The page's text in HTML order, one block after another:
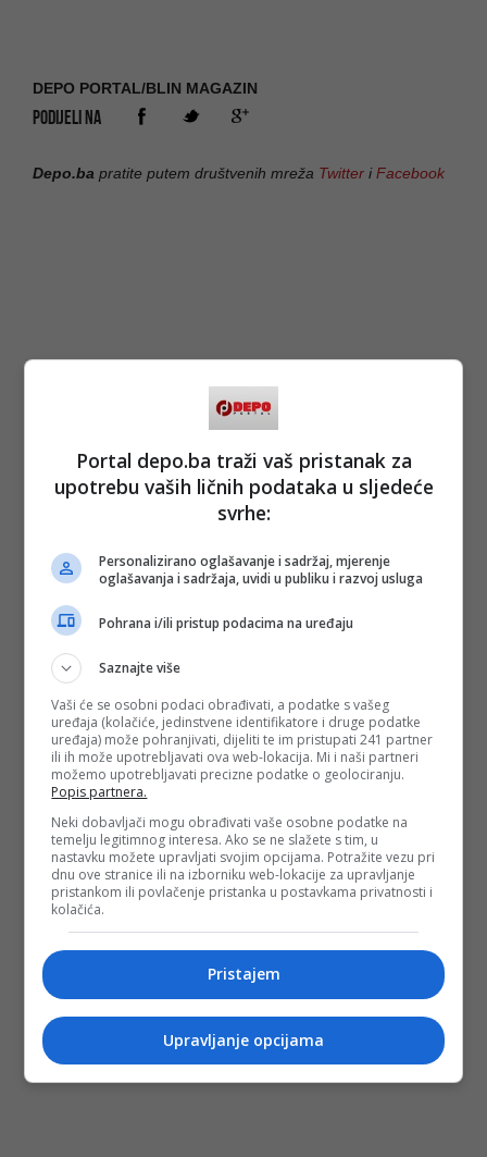
DEPO PORTAL/BLIN MAGAZIN
PODIJELI NA
Depo.ba pratite putem društvenih mreža Twitter iFacebook
Portal depo.ba traži vaš pristanak za
upotrebu vaših ličnih podataka u sljedeće
svrhe:
Personalizirano oglašavanje i sadržaj, mjerenje
oglašavanja i sadržaja, uvidi u publiku i razvoj usluga
Pohrana i/ili pristup podacima na uređaju
Saznajte više
Vaši će se osobni podaci obrađivati, a podatke s vašeg
uređaja (kolačiće, jedinstvene identifikatore i druge podatke
uređaja) može pohranjivati, dijeliti te im pristupati 241 partner
ili ih može upotrebljavati ova web-lokacija. Mi i naši partneri
možemo upotrebljavati precizne podatke o geolociranju.
Popis partnera.
Neki dobavljači mogu obrađivati vaše osobne podatke na
temelju legitimnog interesa. Ako se ne slažete s tim, u
nastavku možete upravljati svojim opcijama. Potražite vezu pri
dnu ove stranice ili na izborniku web-lokacije za upravljanje
pristankom ili povlačenje pristanka u postavkama privatnosti i
kolačića.
Pristajem
Upravljanje opcijama